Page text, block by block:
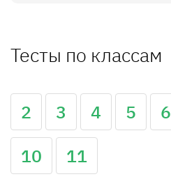
Тесты по классам
2 3 4 5 6
10
11